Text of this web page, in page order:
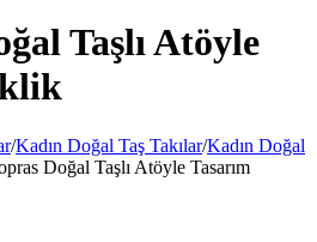
Taşlı Atöyle
/Kadın Doğal Taş Takılar/Kadın Doğal
Doğal Taşlı Atöyle Tasarım